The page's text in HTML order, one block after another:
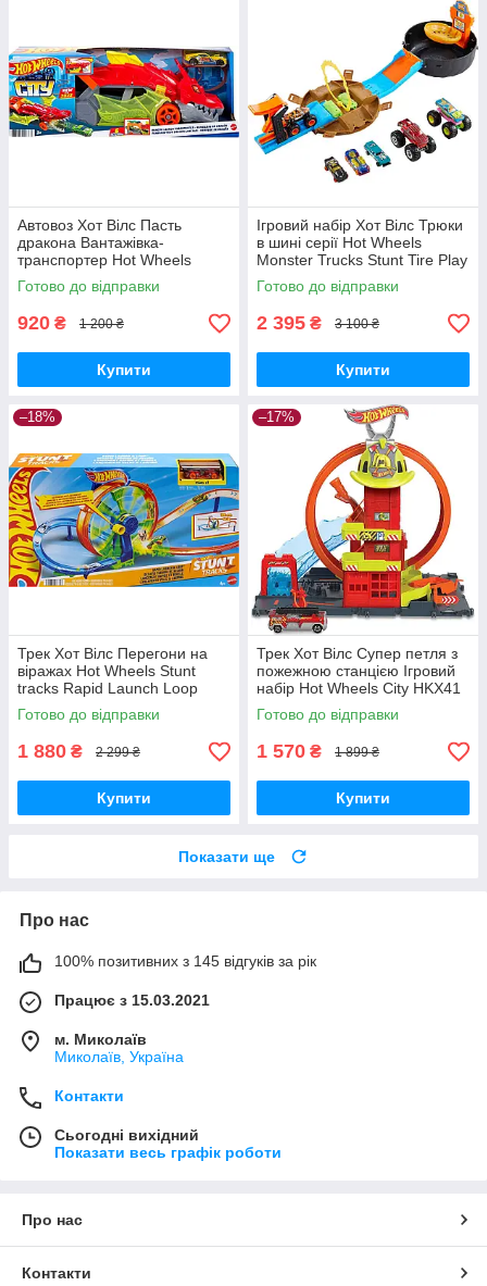
Автовоз Хот Вілс Пасть
дракона Вантажівка-
транспортер Hot Wheels
Dragon Launch Transporter
GTK42 Mattel Оригінал
Готово до відправки
920 ₴ 1 200 ₴
Купити
Ігровий набір Хот Вілс Трюки
в шині серії Hot Wheels
Monster Trucks Stunt Tire Play
Set HHY74 Оригінал
Готово до відправки
2 395 ₴ 3 100 ₴
Купити
–18%
Трек Хот Вілс Перегони на
віражах Hot Wheels Stunt
tracks Rapid Launch Loop
Playset JBX65 Mattel
Оригінал
Готово до відправки
1 880 ₴ 2 299 ₴
Купити
–17%
Трек Хот Вілс Супер петля з
пожежною станцією Ігровий
набір Hot Wheels City HKX41
Super Loop Fire Station
Готово до відправки
1 570 ₴ 1 899 ₴
Купити
Показати ще
Про нас
100% позитивних з 145 відгуків за рік
Працює з 15.03.2021
м. Миколаїв
Миколаїв, Україна
Контакти
Сьогодні вихідний
Показати весь графік роботи
Про нас
Контакти